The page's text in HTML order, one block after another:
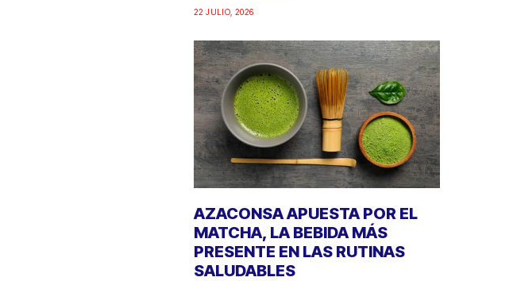
22 JULIO, 2026
AZACONSA APUESTA POR EL
MATCHA, LA BEBIDA MÁS
PRESENTE EN LAS RUTINAS
SALUDABLES